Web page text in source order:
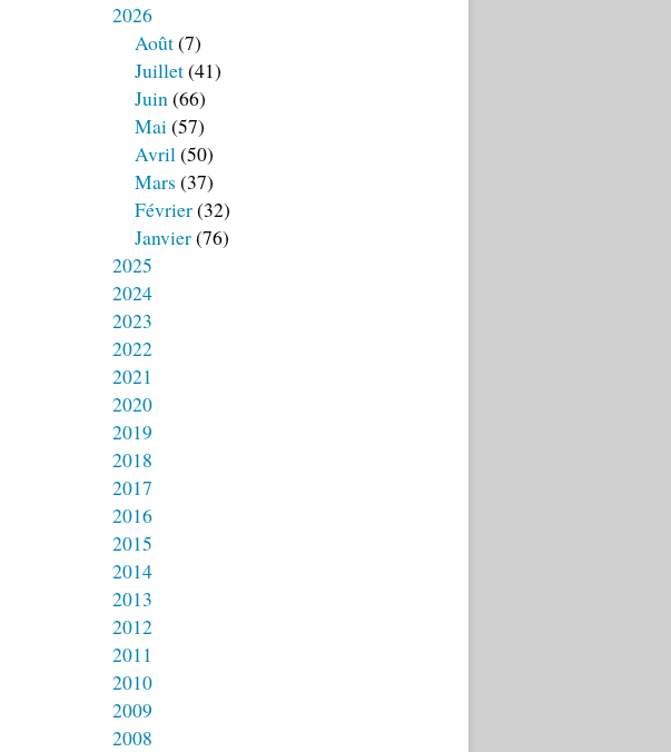
2026
Août(7)
Juillet(41)
Juin(66)
Mai(57)
Avril(50)
Mars (37)
Février(32)
Janvier(76)
2025
2024
2023
2022
2021
2020
2019
2018
2017
2016
2015
2014
2013
2012
2011
2010
2009
2008